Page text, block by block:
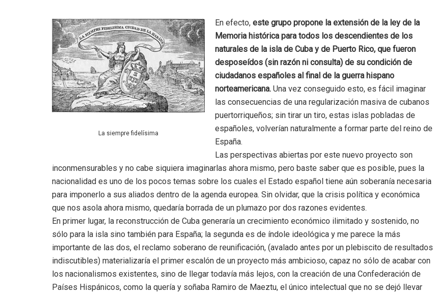
La siempre fidelísima
En efecto, este grupo propone la extensión de la ley de la
Memoria histórica para todos los descendientes de los
naturales de la isla de Cuba y de Puerto Rico, que fueron
desposeídos (sin razón ni consulta) de su condición de
ciudadanos españoles al final de la guerra hispano
norteamericana. Una vez conseguido esto, es fácil imaginar
las consecuencias de una regularización masiva de cubanos
puertorriqueños; sin tirar un tiro, estas islas pobladas de
españoles, volverían naturalmente a formar parte del reino de
España.
Las perspectivas abiertas por este nuevo proyecto son
inconmensurables y no cabe siquiera imaginarlas ahora mismo, pero baste saber que es posible, pues la
nacionalidad es uno de los pocos temas sobre los cuales el Estado español tiene aún soberanía necesaria
para imponerlo a sus aliados dentro de la agenda europea. Sin olvidar, que la crisis política y económica
que nos asola ahora mismo, quedaría borrada de un plumazo por dos razones evidentes.
En primer lugar, la reconstrucción de Cuba generaría un crecimiento económico ilimitado y sostenido, no
sólo para la isla sino también para España; la segunda es de índole ideológica y me parece la más
importante de las dos, el reclamo soberano de reunificación, (avalado antes por un plebiscito de resultados
indiscutibles) materializaría el primer escalón de un proyecto más ambicioso, capaz no sólo de acabar con
los nacionalismos existentes, sino de llegar todavía más lejos, con la creación de una Confederación de
Países Hispánicos, como la quería y soñaba Ramiro de Maeztu, el único intelectual que no se dejó llevar